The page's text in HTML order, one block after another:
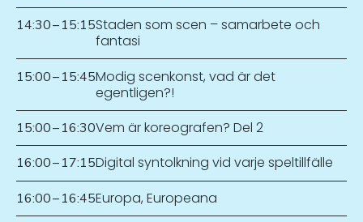
14:30–15:15Staden som scen – samarbete och
fantasi
15:00–15:45Modig scenkonst, vad är det
egentligen?!
15:00–16:30Vem är koreografen? Del 2
16:00–17:15Digital syntolkning vid varje speltillfälle
16:00–16:45Europa, Europeana